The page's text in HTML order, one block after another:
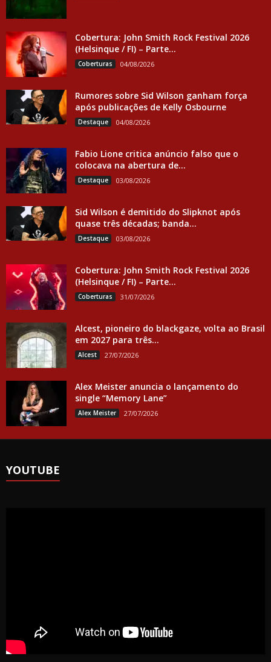
Cobertura: John Smith Rock Festival 2026
(Helsinque / FI) – Parte...
Coberturas 04/08/2026
Rumores sobre Sid Wilson ganham força
após publicações de Kelly Osbourne
Destaque 04/08/2026
Fabio Lione critica anúncio falso que o
colocava na abertura de...
Destaque 03/08/2026
Sid Wilson é demitido do Slipknot após
quase três décadas; banda...
Destaque 03/08/2026
Cobertura: John Smith Rock Festival 2026
(Helsinque / FI) – Parte...
Coberturas 31/07/2026
Alcest, pioneiro do blackgaze, volta ao Brasil
em 2027 para três...
Alcest 27/07/2026
Alex Meister anuncia o lançamento do
single “Memory Lane”
Alex Meister 27/07/2026
YOUTUBE